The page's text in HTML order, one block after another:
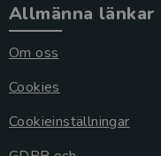
Allmänna länkar
Om oss
Cookies
Cookieinställningar